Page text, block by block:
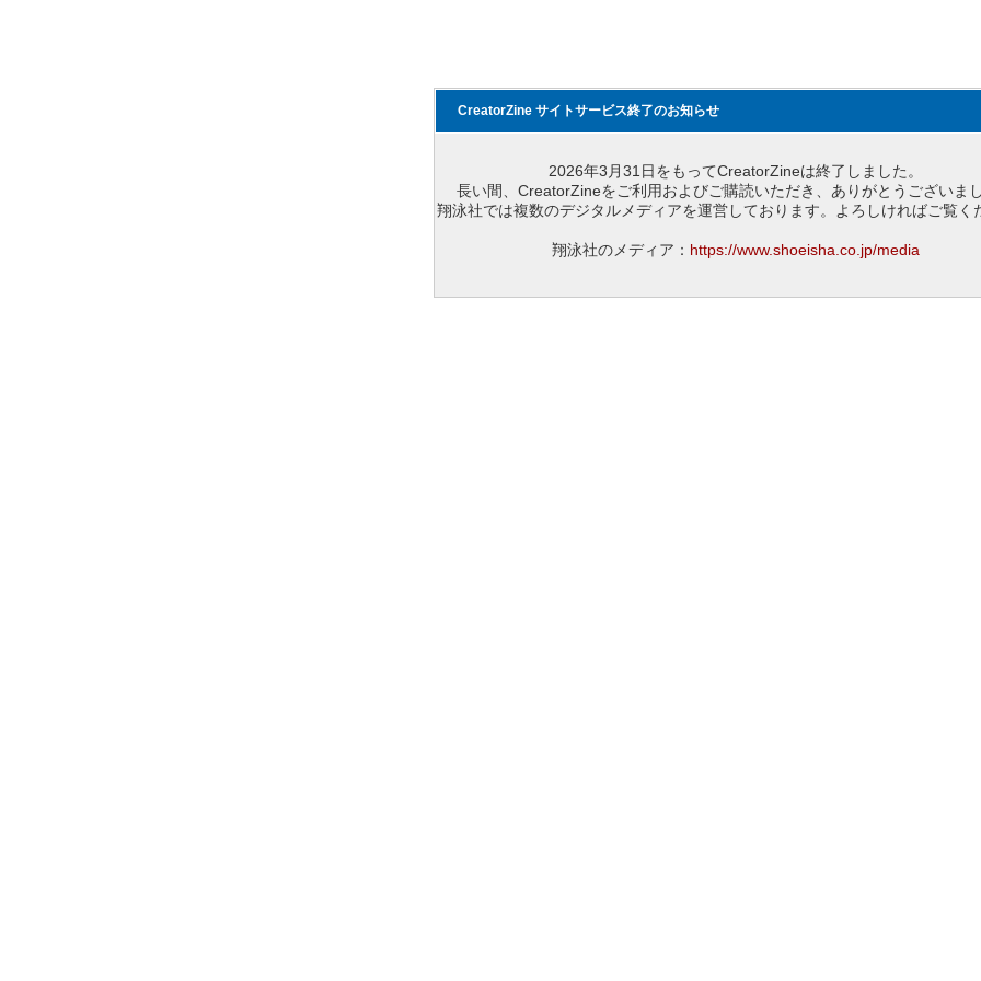
CreatorZine サイトサービス終了のお知らせ
2026年3月31日をもってCreatorZineは終了しました。
長い間、CreatorZineをご利用およびご購読いただき、ありがとうございまし
翔泳社では複数のデジタルメディアを運営しております。よろしければご覧く
翔泳社のメディア： https://www.shoeisha.co.jp/media